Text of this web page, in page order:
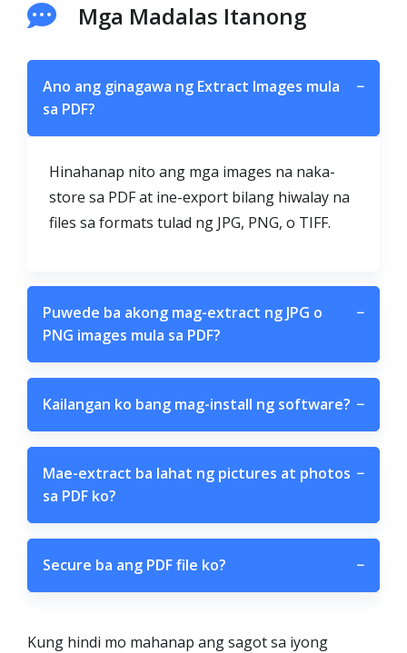
Mga Madalas Itanong
Ano ang ginagawa ng Extract Images mula
sa PDF?
−
Hinahanap nito ang mga images na naka-
store sa PDF at ine-export bilang hiwalay na
files sa formats tulad ng JPG, PNG, o TIFF.
Puwede ba akong mag-extract ng JPG o
PNG images mula sa PDF?
−
Kailangan ko bang mag-install ng software? −
Mae-extract ba lahat ng pictures at photos
sa PDF ko?
−
Secure ba ang PDF file ko? −
Kung hindi mo mahanap ang sagot sa iyong